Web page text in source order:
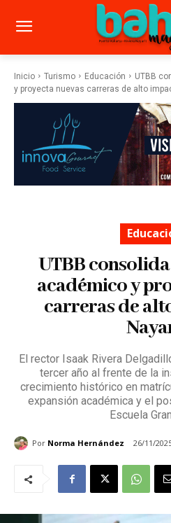
Inicio Turismo Educación
UTBB
y proyecta nuevas carreras de alto
UTBB
académico y
carreras de
El rector Isaak Rivera
tercer año al frente de la
crecimiento histórico en
expansión académica y el
Escuela
Por Norma Hernández 26/11/